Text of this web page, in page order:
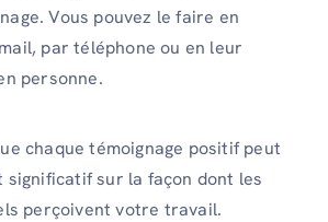
Vous pouvez le faire en
par téléphone ou en leur
personne.
chaque témoignage positif peut
significatif sur la façon dont les
perçoivent votre travail.